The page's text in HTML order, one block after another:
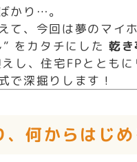
かり…。
て、今回は夢のマイ
をカタチにした 乾き
し、住宅FPとともに
で深掘りします！
、何からはじめ